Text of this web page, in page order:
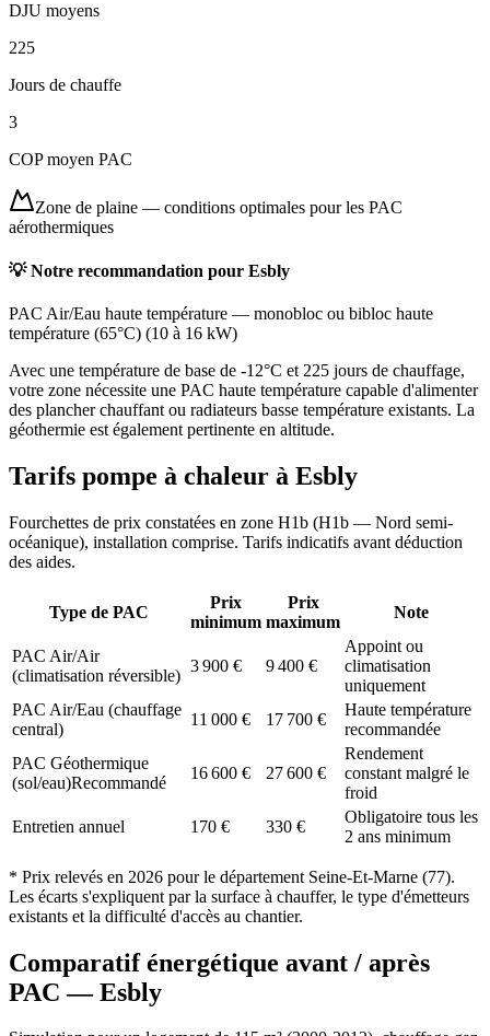
DJU moyens
225
Jours de chauffe
3
COP moyen PAC
Zone de plaine — conditions optimales pour les PAC
aérothermiques
💡 Notre recommandation pour Esbly
PAC Air/Eau haute température — monobloc ou bibloc haute
température (65°C) (10 à 16 kW)
Avec une température de base de -12°C et 225 jours de chauffage,
votre zone nécessite une PAC haute température capable d'alimenter
des plancher chauffant ou radiateurs basse température existants. La
géothermie est également pertinente en altitude.
Tarifs pompe à chaleur à Esbly
Fourchettes de prix constatées en zone H1b (H1b — Nord semi-
océanique), installation comprise. Tarifs indicatifs avant déduction
des aides.
Type de PAC
Prix
minimum
Prix
maximum
Note
PAC Air/Air
(climatisation réversible)
3 900 € 9 400 €
Appoint ou
climatisation
uniquement
PAC Air/Eau (chauffage
central)
11 000 € 17 700 €
Haute température
recommandée
PAC Géothermique
(sol/eau)Recommandé
16 600 € 27 600 €
Rendement
constant malgré le
froid
Entretien annuel
170 € 330 €
Obligatoire tous les
2 ans minimum
* Prix relevés en 2026 pour le département Seine-Et-Marne (77).
Les écarts s'expliquent par la surface à chauffer, le type d'émetteurs
existants et la difficulté d'accès au chantier.
Comparatif énergétique avant / après
PAC —Esbly